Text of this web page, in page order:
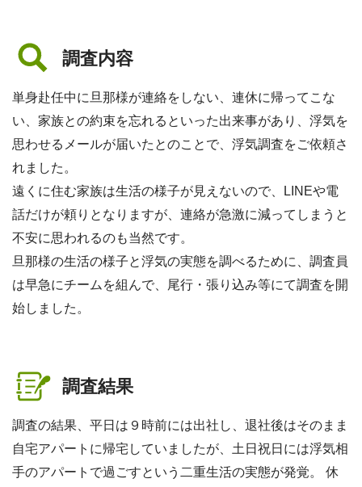
調査内容
単身赴任中に旦那様が連絡をしない、連休に帰ってこな
い、家族との約束を忘れるといった出来事があり、浮気を
思わせるメールが届いたとのことで、浮気調査をご依頼さ
れました。
遠くに住む家族は生活の様子が見えないので、LINEや電
話だけが頼りとなりますが、連絡が急激に減ってしまうと
不安に思われるのも当然です。
旦那様の生活の様子と浮気の実態を調べるために、調査員
は早急にチームを組んで、尾行・張り込み等にて調査を開
始しました。
調査結果
調査の結果、平日は９時前には出社し、退社後はそのまま
自宅アパートに帰宅していましたが、土日祝日には浮気相
手のアパートで過ごすという二重生活の実態が発覚。 休